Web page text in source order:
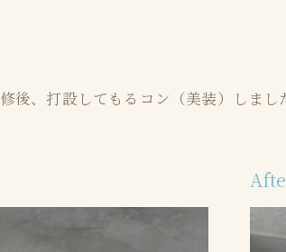
、打設してもるコン（美装）しまし